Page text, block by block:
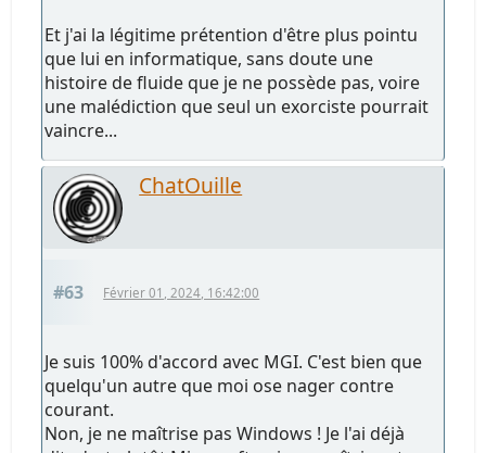
Et j'ai la légitime prétention d'être plus pointu
que lui en informatique, sans doute une
histoire de fluide que je ne possède pas, voire
une malédiction que seul un exorciste pourrait
vaincre...
ChatOuille
#63 Février 01, 2024, 16:42:00
Je suis 100% d'accord avec MGI. C'est bien que
quelqu'un autre que moi ose nager contre
courant.
Non, je ne maîtrise pas Windows ! Je l'ai déjà